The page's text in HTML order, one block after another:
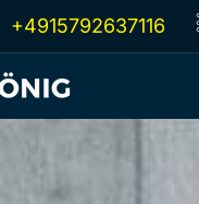
+4915792637116